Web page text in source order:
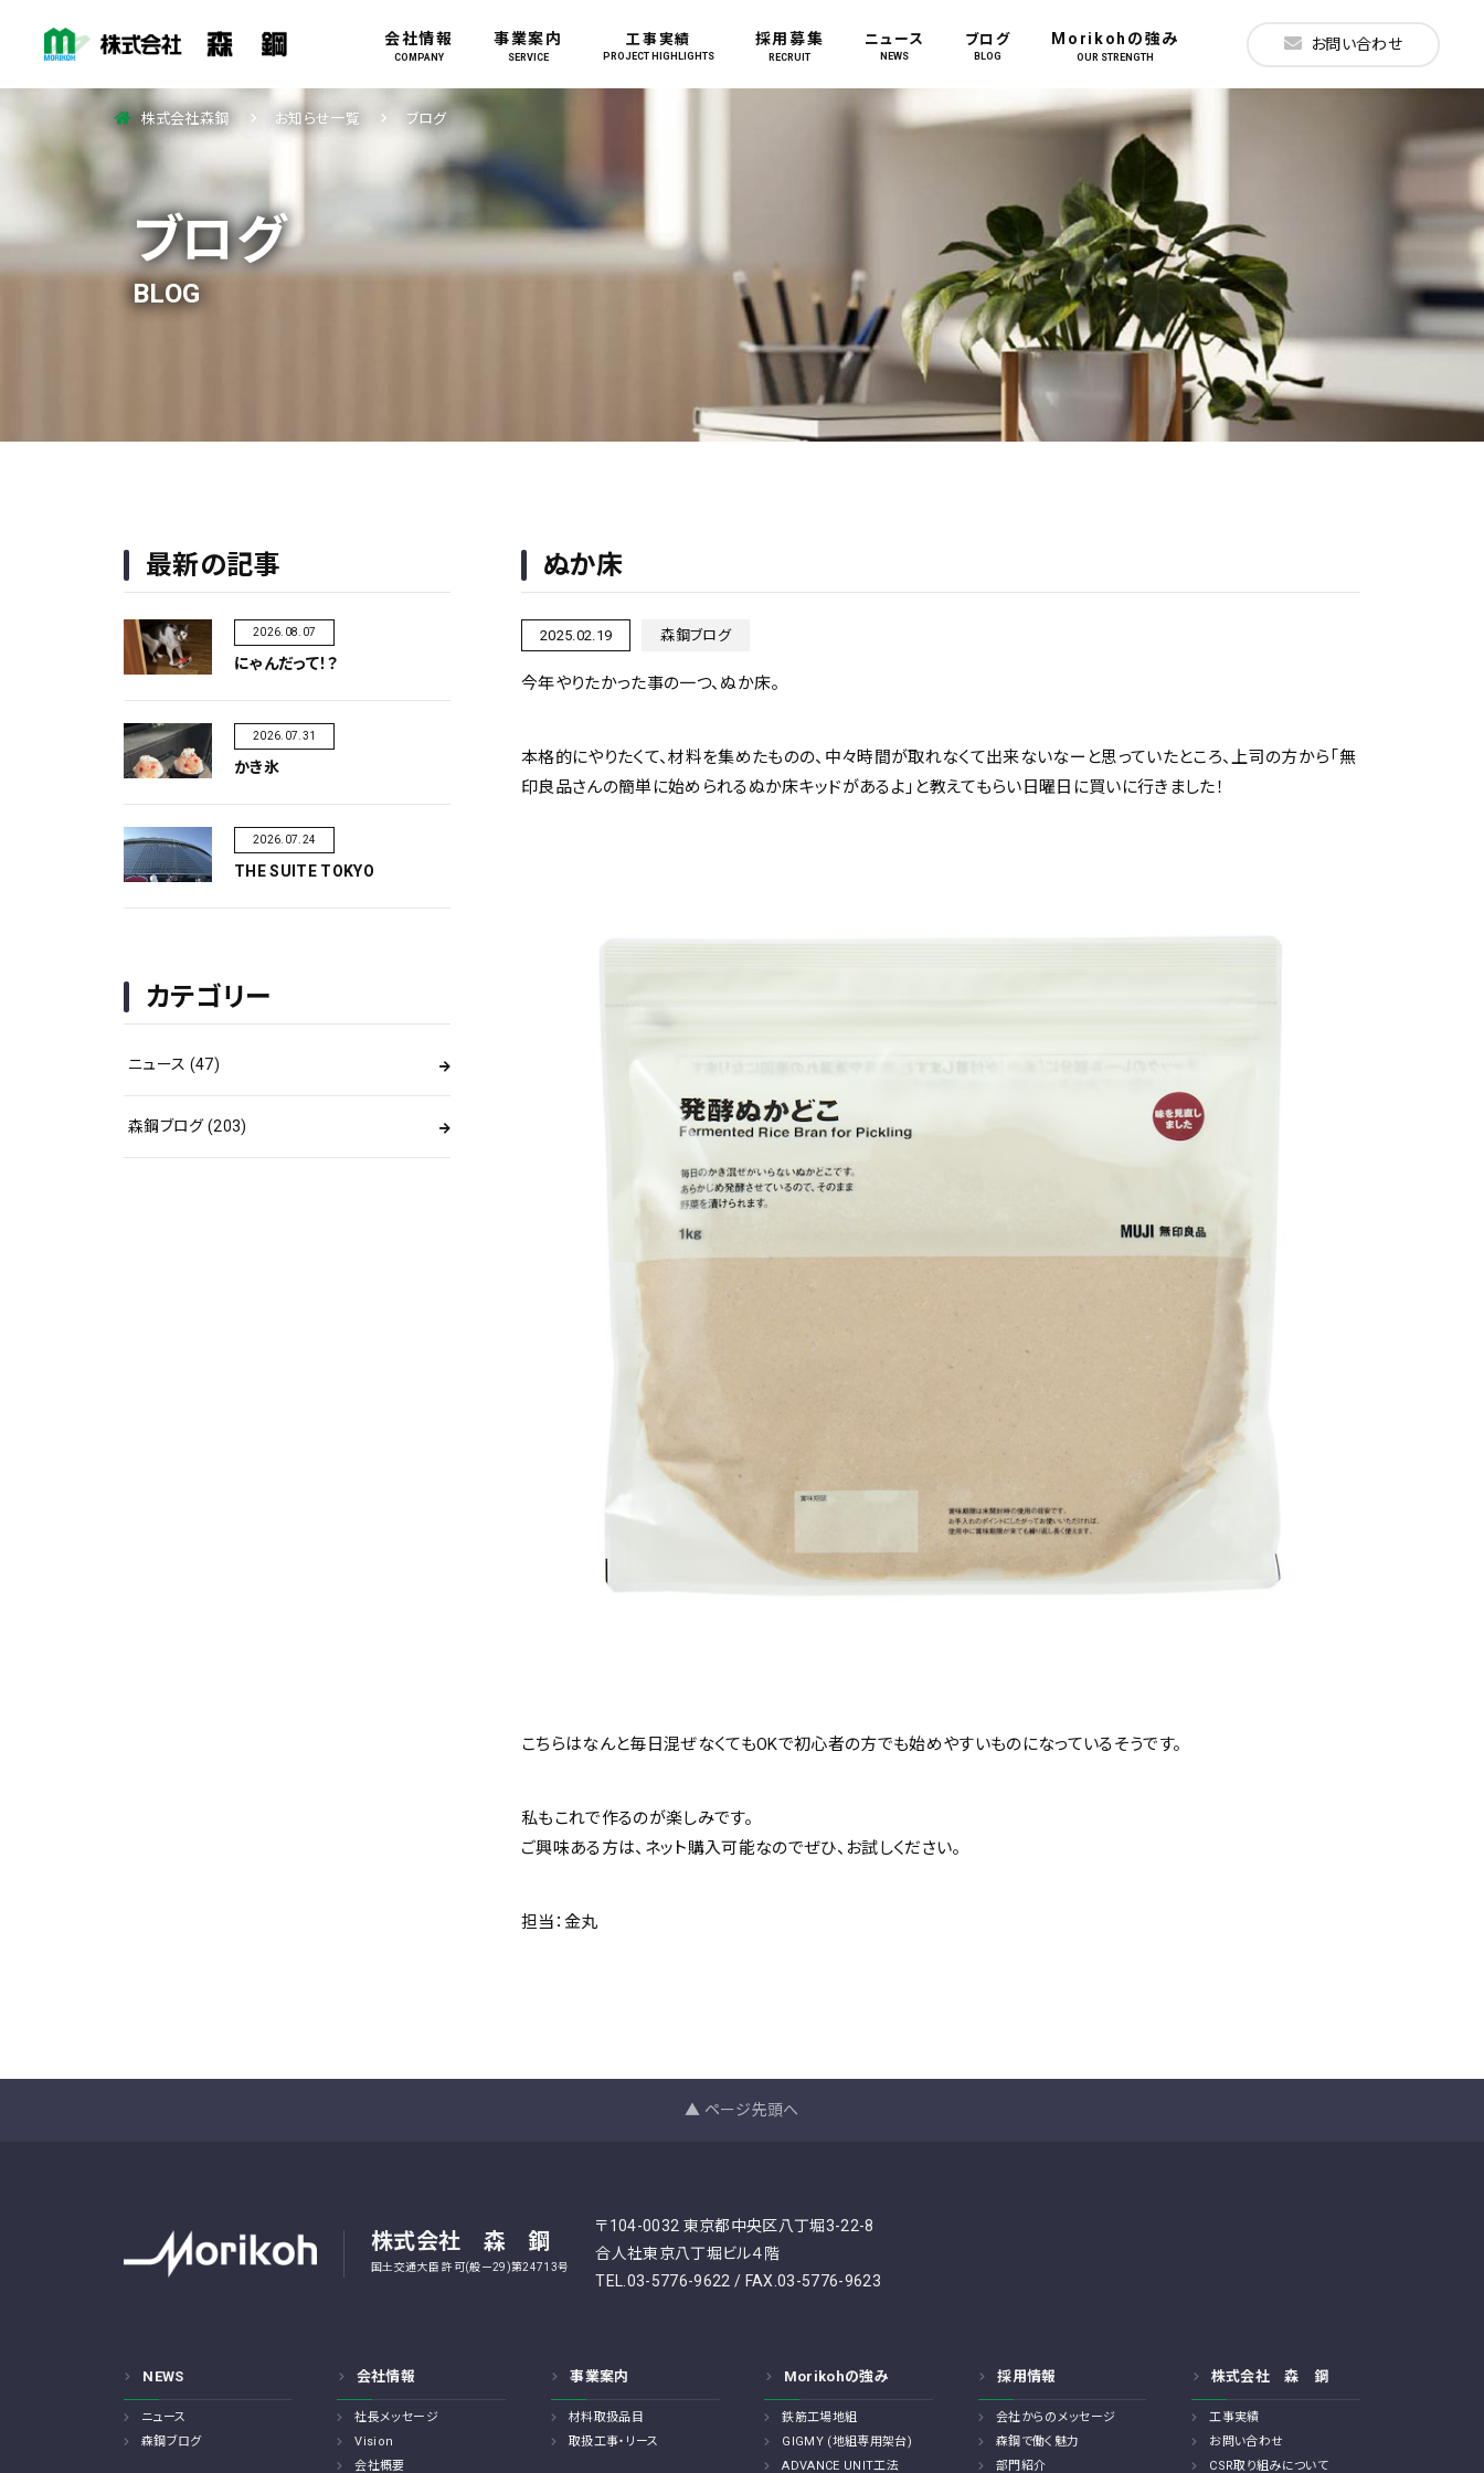
会社情報
COMPANY
事業案内
SERVICE
工事実績
PROJECT HIGHLIGHTS
採用募集
RECRUIT
ニュース
NEWS
ブログ
BLOG
Morikohの強み
OUR STRENGTH
お問い合わせ
ブログ
株式会社森鋼 お知らせ一覧 ブログ
ぬか床
2025.02.19 森鋼ブログ
今年やりたかった事の一つ、ぬか床。
本格的にやりたくて、材料を集めたものの、中々時間が取れなくて出来ないなーと思っていたところ、上司の方から「無
印良品さんの簡単に始められるぬか床キッドがあるよ」と教えてもらい日曜日に買いに行きました！
こちらはなんと毎日混ぜなくてもOKで初心者の方でも始めやすいものになっているそうです。
私もこれで作るのが楽しみです。
ご興味ある方は、ネット購入可能なのでぜひ、お試しください。
担当：金丸
最新の記事
2026.08.07
にゃんだって！？
2026.07.31
かき氷
2026.07.24
THE SUITE TOKYO
カテゴリー
ニュース (47)
森鋼ブログ(203)
▲ ページ先頭へ
株式会社 森 鋼
国土交通大臣 許可(般ー29)第24713号
〒104-0032 東京都中央区八丁堀3-22-8
合人社東京八丁堀ビル４階
TEL.03-5776-9622 / FAX.03-5776-9623
NEWS
ニュース
森鋼ブログ
会社情報
社長メッセージ
Vision
会社概要
事業案内
材料取扱品目
取扱工事・リース
Morikohの強み
鉄筋工場地組
GIGMY (地組専用架台)
ADVANCE UNIT工法
採用情報
会社からのメッセージ
森鋼で働く魅力
部門紹介
株式会社 森 鋼
工事実績
お問い合わせ
CSR取り組みについて